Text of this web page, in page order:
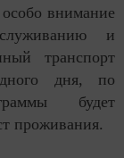
внимание
и
транспорт
дня, по
будет
проживания.